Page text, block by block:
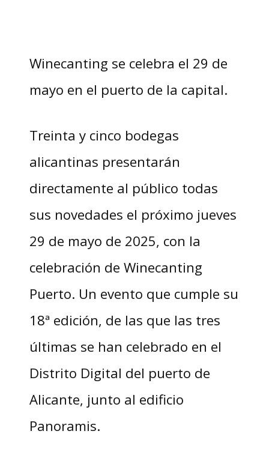
Winecanting se celebra el 29 de
mayo en el puerto de la capital.
Treinta y cinco bodegas
alicantinas presentarán
directamente al público todas
sus novedades el próximo jueves
29 de mayo de 2025, con la
celebración de Winecanting
Puerto. Un evento que cumple su
18ª edición, de las que las tres
últimas se han celebrado en el
Distrito Digital del puerto de
Alicante, junto al edificio
Panoramis.